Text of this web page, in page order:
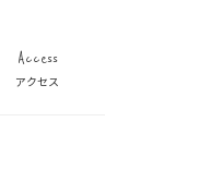
Access
アクセス